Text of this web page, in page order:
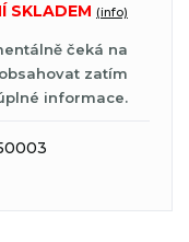
SKLADEM (info)
čeká na
zatím
informace.